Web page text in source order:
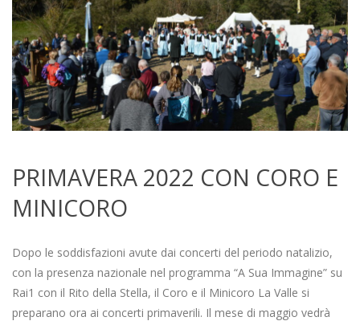
PRIMAVERA 2022 CON CORO E
MINICORO
04-
13
Dopo le soddisfazioni avute dai concerti del periodo natalizio,
con la presenza nazionale nel programma “A Sua Immagine” su
Rai1 con il Rito della Stella, il Coro e il Minicoro La Valle si
preparano ora ai concerti primaverili. Il mese di maggio vedrà